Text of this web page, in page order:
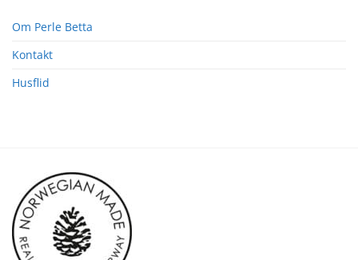
Om Perle Betta
Kontakt
Husflid